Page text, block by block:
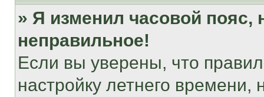
» Я изменил часовой пояс,
неправильное!
Если вы уверены, что
настройку летнего